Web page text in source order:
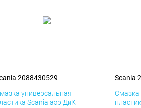
2088430529
универсальная
Scania аэр ДиК
Scania
Смазка